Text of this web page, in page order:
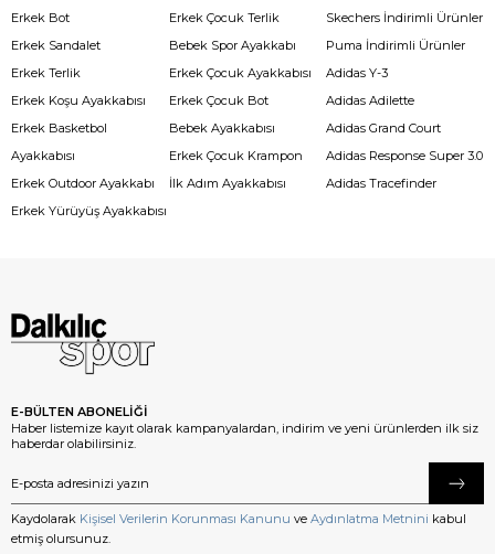
Erkek Bot
Erkek Sandalet
Erkek Terlik
Erkek Koşu Ayakkabısı
Erkek Basketbol
Ayakkabısı
Erkek Outdoor Ayakkabı
Erkek Yürüyüş Ayakkabısı
Erkek Çocuk Terlik
Bebek Spor Ayakkabı
Erkek Çocuk Ayakkabısı
Erkek Çocuk Bot
Bebek Ayakkabısı
Erkek Çocuk Krampon
İlk Adım Ayakkabısı
Skechers İndirimli Ürünler
Puma İndirimli Ürünler
Adidas Y-3
Adidas Adilette
Adidas Grand Court
Adidas Response Super 3.0
Adidas Tracefinder
E-BÜLTEN ABONELİĞİ
Haber listemize kayıt olarak kampanyalardan, indirim ve yeni ürünlerden ilk siz
haberdar olabilirsiniz.
Kaydolarak Kişisel Verilerin Korunması Kanunu ve Aydınlatma Metnini kabul
etmiş olursunuz.